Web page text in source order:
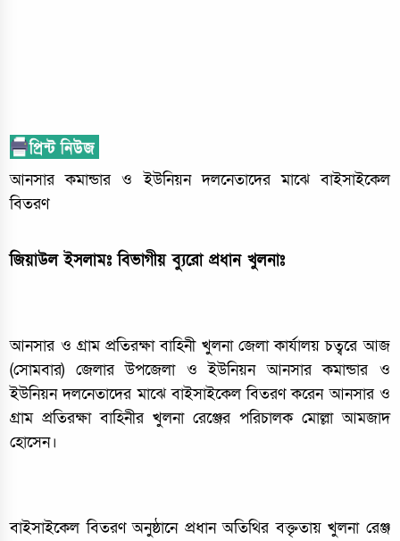
আনসার কমান্ডার ও ইউনিয়ন দলনেতাদের মাঝে বাইসাইকেল
বিতরণ
জিয়াউল ইসলামঃ বিভাগীয় ব্যুরো প্রধান খুলনাঃ
আনসার ও গ্রাম প্রতিরক্ষা বাহিনী খুলনা জেলা কার্যালয় চত্বরে আজ
(সোমবার) জেলার উপজেলা ও ইউনিয়ন আনসার কমান্ডার ও
ইউনিয়ন দলনেতাদের মাঝে বাইসাইকেল বিতরণ করেন আনসার ও
গ্রাম প্রতিরক্ষা বাহিনীর খুলনা রেঞ্জের পরিচালক মোল্লা আমজাদ
হোসেন।
বাইসাইকেল বিতরণ অনুষ্ঠানে প্রধান অতিথির বক্তৃতায় খুলনা রেঞ্জ